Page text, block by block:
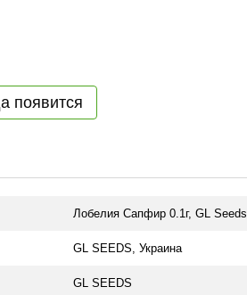
появится
Лобелия Сапфир 0.1г, GL Seeds
GL SEEDS, Украина
GL SEEDS